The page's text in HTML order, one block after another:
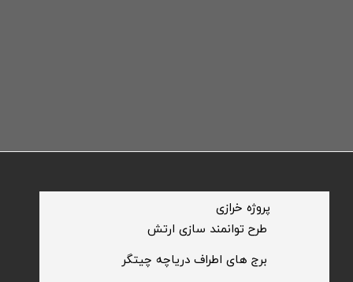
​طرح توانمند سازی ارتش
​پروژه خرازی
​برج های اطراف دریاچه چیتگر